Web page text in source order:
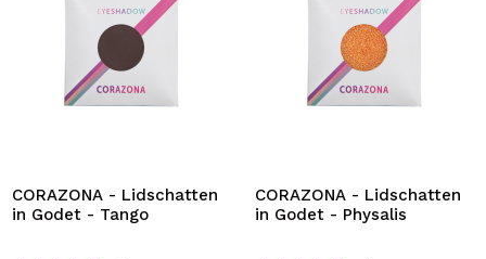
CORAZONA - Lidschatten
in Godet - Tango
CORAZONA - Lidschatten
in Godet - Physalis